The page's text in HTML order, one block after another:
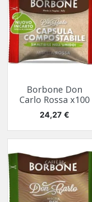
Borbone Don
Carlo Rossa x100
Prix
24,27 €